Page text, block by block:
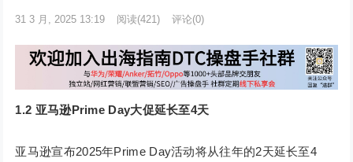
31 3 月, 2025 13:19 阅读(421) 评论(0)
1.2 亚马逊Prime Day大促延长至4天
亚马逊宣布2025年Prime Day活动将从往年的2天延长至4